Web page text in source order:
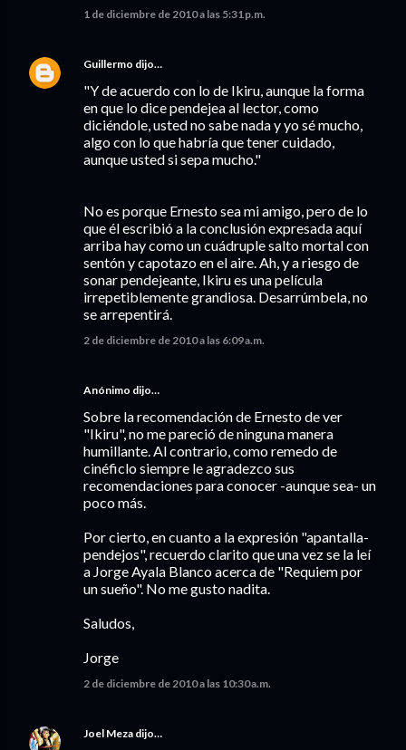
1 de diciembre de 2010 a las 5:31 p.m.
Guillermo dijo…
"Y de acuerdo con lo de Ikiru, aunque la forma
en que lo dice pendejea al lector, como
diciéndole, usted no sabe nada y yo sé mucho,
algo con lo que habría que tener cuidado,
aunque usted si sepa mucho."
No es porque Ernesto sea mi amigo, pero de lo
que él escribió a la conclusión expresada aquí
arriba hay como un cuádruple salto mortal con
sentón y capotazo en el aire. Ah, y a riesgo de
sonar pendejeante, Ikiru es una película
irrepetiblemente grandiosa. Desarrúmbela, no
se arrepentirá.
2 de diciembre de 2010 a las 6:09 a.m.
Anónimo dijo…
Sobre la recomendación de Ernesto de ver
"Ikiru", no me pareció de ninguna manera
humillante. Al contrario, como remedo de
cinéficlo siempre le agradezco sus
recomendaciones para conocer -aunque sea- un
poco más.
Por cierto, en cuanto a la expresión "apantalla-
pendejos", recuerdo clarito que una vez se la leí
a Jorge Ayala Blanco acerca de "Requiem por
un sueño". No me gusto nadita.
Saludos,
Jorge
2 de diciembre de 2010 a las 10:30 a.m.
Joel Meza dijo…